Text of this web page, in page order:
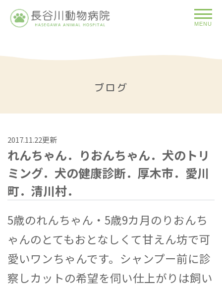
MENU
ブログ
2017.11.22更新
れんちゃん．りおんちゃん．犬のトリ
ミング．犬の健康診断．厚木市．愛川
町．清川村．
5歳のれんちゃん・5歳9カ月のりおんち
ゃんのとてもおとなしくて甘えん坊で可
愛いワンちゃんです。シャンプー前に診
察しカットの希望を伺い仕上がりは飼い